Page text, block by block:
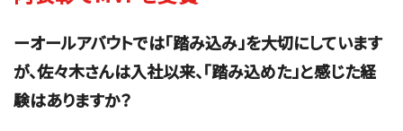
ーオールアバウトでは「踏み込み」を大切にしています
が、佐々木さんは入社以来、「踏み込めた」と感じた経
験はありますか？